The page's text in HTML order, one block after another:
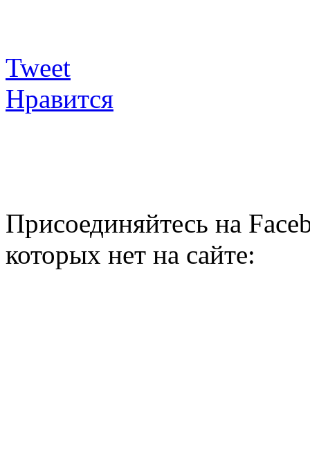
Tweet
Нравится
Присоединяйтесь на
которых нет на сайте: